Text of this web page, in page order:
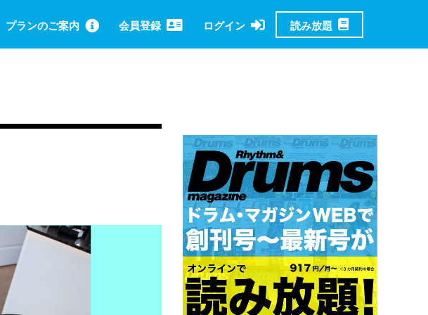
プランのご案内 会員登録 ログイン 読み放題